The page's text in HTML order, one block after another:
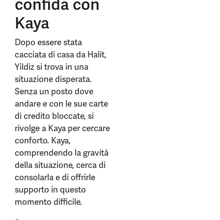
confida con
Kaya
Dopo essere stata
cacciata di casa da Halit,
Yildiz si trova in una
situazione disperata.
Senza un posto dove
andare e con le sue carte
di credito bloccate, si
rivolge a Kaya per cercare
conforto. Kaya,
comprendendo la gravità
della situazione, cerca di
consolarla e di offrirle
supporto in questo
momento difficile.